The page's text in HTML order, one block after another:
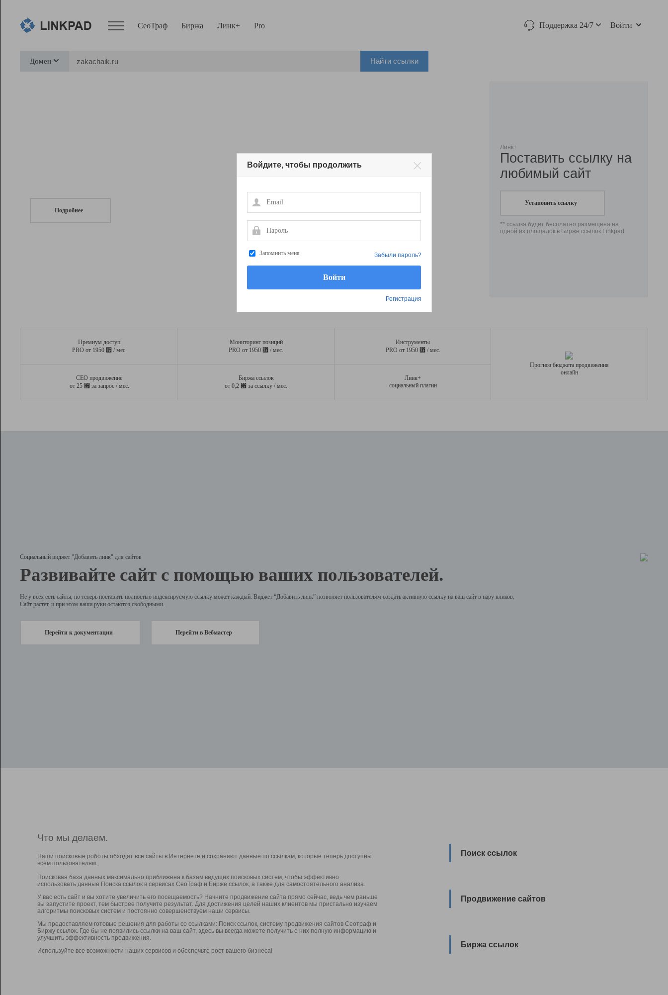
СеоТраф Биржа Линк+ Pro Поддержка 24/7 Войти
Домен Найти ссылки
Подробнее
Линк+
Поставить ссылку на
любимый сайт
Установить ссылку
** ссылка будет бесплатно размещена на
одной из площадок в Бирже ссылок Linkpad
Премиум доступ
PRO от 1950 ⃏ / мес.
Мониторинг позиций
PRO от 1950 ⃏ / мес.
Инструменты
PRO от 1950 ⃏ / мес.
СЕО продвижение
от 25 ⃏ за запрос / мес.
Биржа ссылок
от 0,2 ⃏ за ссылку / мес.
Линк+
социальный плагин
Прогноз бюджета продвижения
онлайн
Социальный виджет "Добавить линк" для сайтов
Развивайте сайт с помощью ваших пользователей.
Не у всех есть сайты, но теперь поставить полностью индексируемую ссылку может каждый. Виджет “Добавить линк” позволяет пользователям создать активную ссылку на ваш сайт в пару кликов.
Сайт растет, и при этом ваши руки остаются свободными.
Перейти к документации Перейти в Вебмастер
Что мы делаем.
Наши поисковые роботы обходят все сайты в Интернете и сохраняют данные по ссылкам, которые теперь доступны
всем пользователям.
Поисковая база данных максимально приближена к базам ведущих поисковых систем, чтобы эффективно
использовать данные Поиска ссылок в сервисах СеоТраф и Бирже ссылок, а также для самостоятельного анализа.
У вас есть сайт и вы хотите увеличить его посещаемость? Начните продвижение сайта прямо сейчас, ведь чем раньше
вы запустите проект, тем быстрее получите результат. Для достижения целей наших клиентов мы пристально изучаем
алгоритмы поисковых систем и постоянно совершенствуем наши сервисы.
Мы предоставляем готовые решения для работы со ссылками: Поиск ссылок, систему продвижения сайтов Сеотраф и
Биржу ссылок. Где бы не появились ссылки на ваш сайт, здесь вы всегда можете получить о них полную информацию и
улучшить эффективность продвижения.
Используйте все возможности наших сервисов и обеспечьте рост вашего бизнеса!
Поиск ссылок
Продвижение сайтов
Биржа ссылок
Войдите, чтобы продолжить
Email
Пароль
Запомнить меня
Регистрация
Забыли пароль?